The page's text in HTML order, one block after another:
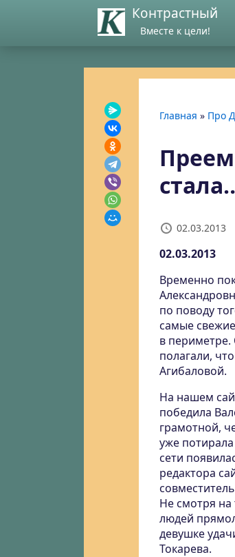
Контрастный
Вместе к цели!
Главная » Про
02.03.2013
02.03.2013
Временно
по поводу
самые
в
полагали,
Агибаловой.
На нашем
победила
грамотной,
уже
сети
редактора
Не смотря на
людей
девушке
Токарева.